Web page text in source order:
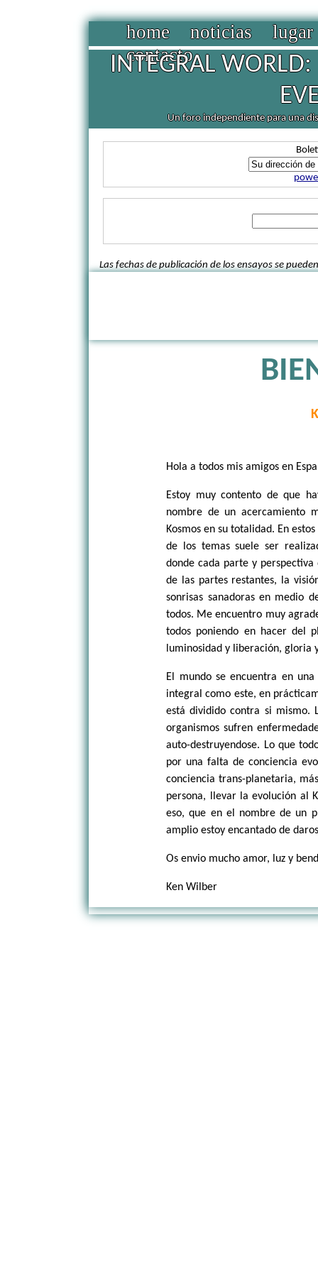
home noticias
lugar
contacto
INTEGRAL WORLD:
Un foro independiente para una
Las fechas de publicación de los ensayos se
Hola a todos mis amigos en
Estoy muy contento de que
nombre de un acercamiento
Kosmos en su totalidad. En
de los temas suele ser
donde cada parte y
de las partes restantes, la
sonrisas sanadoras en medio
todos. Me encuentro muy
todos poniendo en hacer del
luminosidad y liberación, gloria
El mundo se encuentra en
integral como este, en
está dividido contra si mismo.
organismos sufren
auto-destruyendose. Lo que
por una falta de conciencia
conciencia trans-planetaria,
persona, llevar la evolución al
eso, que en el nombre de un
amplio estoy encantado de
Os envio mucho amor, luz y
Ken Wilber